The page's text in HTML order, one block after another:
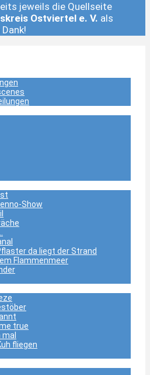
jeweils die Quellseite
Ostviertel e. V. als
Show
da liegt der Strand
Flammenmeer
true
mal
fliegen